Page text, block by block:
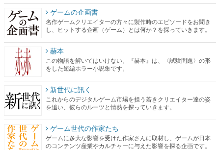
ゲームの企画書
名作ゲームクリエイターの方々に製作時のエピソードをお聞き
し、ヒットする企画（ゲーム）とは何か？を探っていきます。
赫本
この物語を解いてはいけない。『赫本』は、〈試験問題〉の形
をした短編ホラー小説集です。
新世代に訊く
これからのデジタルゲーム市場を担う若きクリエイター達の姿
を追い、彼らのルーツと情熱を探っていきます。
ゲーム世代の作家たち
ゲームに多大な影響を受けた作家さんに取材し、ゲームが日本
のコンテンツ産業やカルチャーに与えた影響を探る企画です。